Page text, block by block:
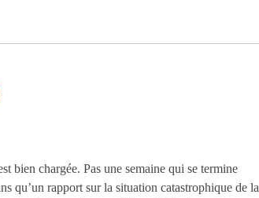
bien chargée. Pas une semaine qui se termine
qu’un rapport sur la situation catastrophique de la